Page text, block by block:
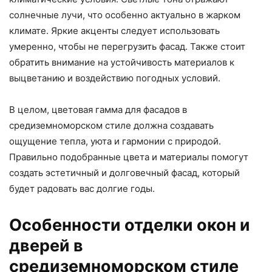
солнечные лучи, что особенно актуально в жарком
климате. Яркие акценты следует использовать
умеренно, чтобы не перегрузить фасад. Также стоит
обратить внимание на устойчивость материалов к
выцветанию и воздействию погодных условий.
В целом, цветовая гамма для фасадов в
средиземноморском стиле должна создавать
ощущение тепла, уюта и гармонии с природой.
Правильно подобранные цвета и материалы помогут
создать эстетичный и долговечный фасад, который
будет радовать вас долгие годы.
Особенности отделки окон и
дверей в
средиземноморском стиле